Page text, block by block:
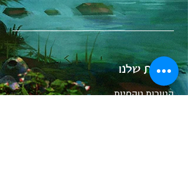
בחנות שלנו
קטורות טקסיות